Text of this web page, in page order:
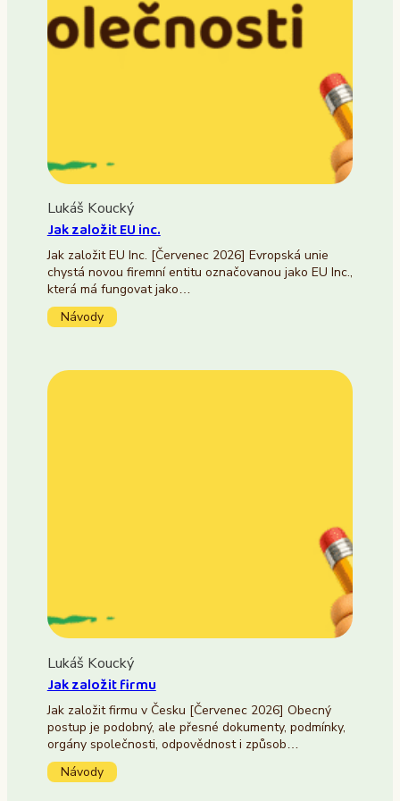
Lukáš Koucký
Jak založit EU inc.
Jak založit EU Inc. [Červenec 2026] Evropská unie
chystá novou firemní entitu označovanou jako EU Inc.,
která má fungovat jako…
Návody
Lukáš Koucký
Jak založit firmu
Jak založit firmu v Česku [Červenec 2026] Obecný
postup je podobný, ale přesné dokumenty, podmínky,
orgány společnosti, odpovědnost i způsob…
Návody